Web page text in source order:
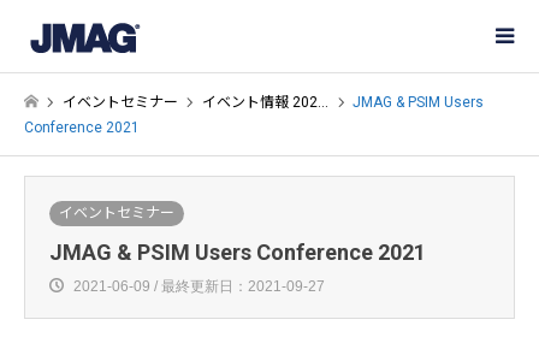
イベントセミナー イベント情報 202…
JMAG & PSIM Users
Conference 2021
イベントセミナー
JMAG & PSIM Users Conference 2021
2021-06-09 / 最終更新日：2021-09-27